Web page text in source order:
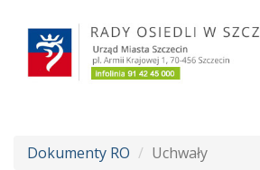
Przejdź
Dokumenty RO Uchwały